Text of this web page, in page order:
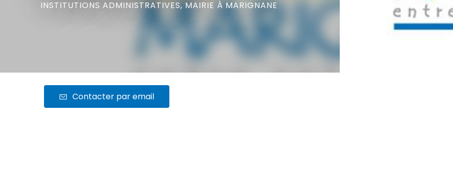
INSTITUTIONS ADMINISTRATIVES,MAIRIE À MARIGNANE
Contacter par email